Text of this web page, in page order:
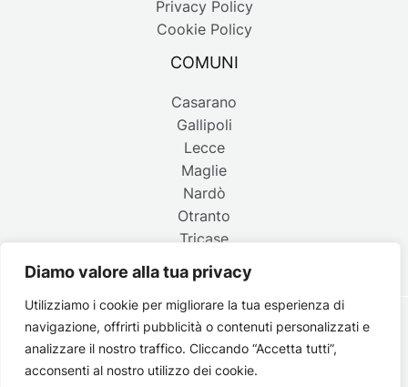
Diamo valore alla tua privacy
Utilizziamo i cookie per migliorare la tua esperienza di
navigazione, offrirti pubblicità o contenuti personalizzati e
analizzare il nostro traffico. Cliccando “Accetta tutti”,
acconsenti al nostro utilizzo dei cookie.
Privacy Policy
Cookie Policy
COMUNI
Casarano
Gallipoli
Lecce
Maglie
Nardò
Otranto
Tricase
Copyright © 2026 Belpaese | Periodico d'informazione del
Salento - P.IVA 4637850753 - Testata registrata il 18 gennaio